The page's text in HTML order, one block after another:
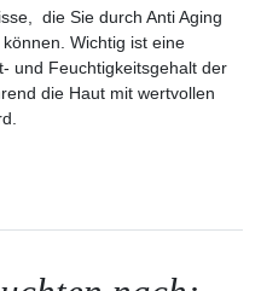
die Sie durch Anti Aging
Wichtig ist eine
und Feuchtigkeitsgehalt der
die Haut mit wertvollen